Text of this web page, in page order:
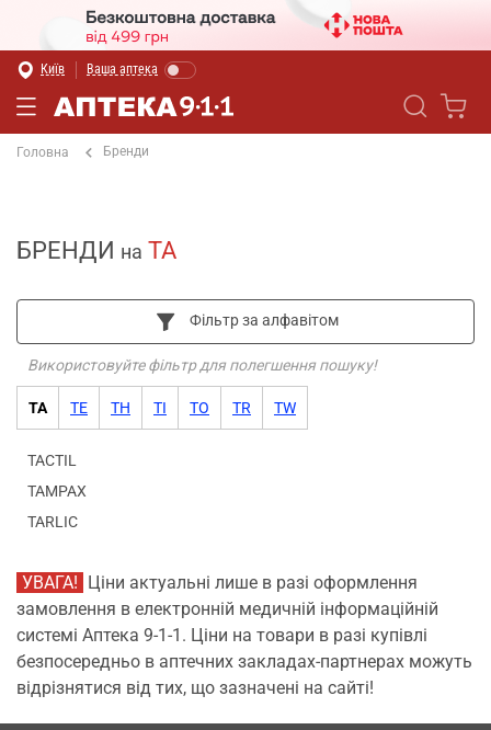
Київ Ваша аптека
Головна Бренди
БРЕНДИ на TA
Фільтр за алфавітом
Використовуйте фільтр для полегшення пошуку!
TA TE TH TI TO TR TW
TACTIL
TAMPAX
TARLIC
УВАГА! Ціни актуальні лише в разі оформлення
замовлення в електронній медичній інформаційній
системі Аптека 9-1-1. Ціни на товари в разі купівлі
безпосередньо в аптечних закладах-партнерах можуть
відрізнятися від тих, що зазначені на сайті!